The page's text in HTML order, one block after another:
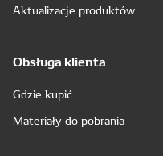
Aktualizacje produktów
Obsługa klienta
Gdzie kupić
Materiały do pobrania